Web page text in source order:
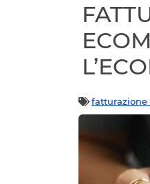
fatturazione